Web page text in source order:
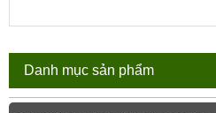
Danh mục sản phẩm